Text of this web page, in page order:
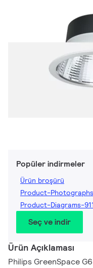
Popüler indirmeler
Ürün broşürü
Product-
Product-Diagrams-
Seç ve indir
Ürün Açıklaması
Philips GreenSpace